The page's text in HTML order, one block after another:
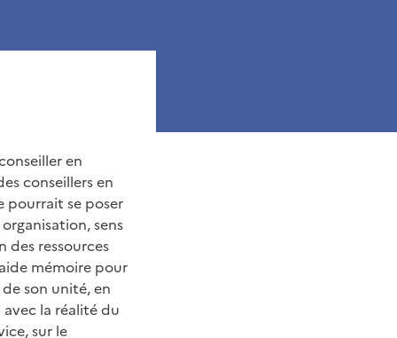
en
conseillers en
pourrait se poser
sens
des ressources
mémoire pour
son unité, en
la réalité du
sur le